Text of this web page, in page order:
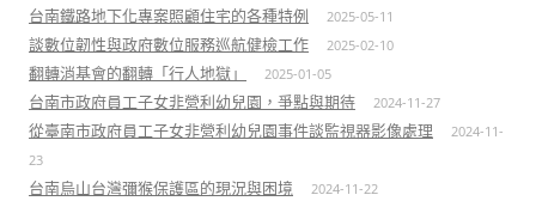
台南鐵路地下化專案照顧住宅的各種特例 2025-05-11
談數位韌性與政府數位服務巡航健檢工作 2025-02-10
翻轉消基會的翻轉「行人地獄」 2025-01-05
台南市政府員工子女非營利幼兒園，爭點與期待 2024-11-27
從臺南市政府員工子女非營利幼兒園事件談監視器影像處理
2024-11-
23
台南烏山台灣彌猴保護區的現況與困境 2024-11-22